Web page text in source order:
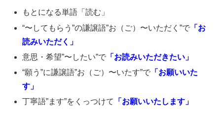
もとになる単語「読む」
“〜してもらう”の謙譲語”お（ご）〜いただく”で 「お
読みいただく」
意思・希望”〜したい”で 「お読みいただきたい」
“願う”に謙譲語”お（ご）〜いたす”で 「お願いいた
す」
丁寧語”ます”をくっつけて
「お願いいたします」